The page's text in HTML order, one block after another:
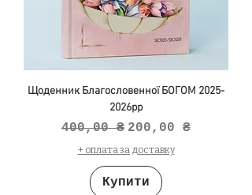
Щоденник Благословенної БОГОМ 2025-
2026рр
Звичайна ціна
400,00 ₴ За розпродажем
200,00 ₴
+ оплата за доставку
Купити